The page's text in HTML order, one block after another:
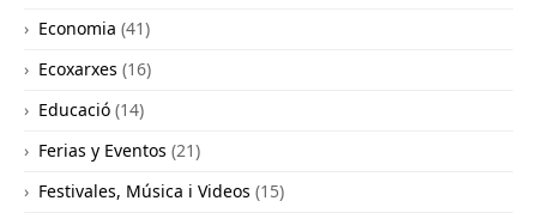
Economia (41)
Ecoxarxes (16)
Educació (14)
Ferias y Eventos (21)
Festivales, Música i Videos (15)